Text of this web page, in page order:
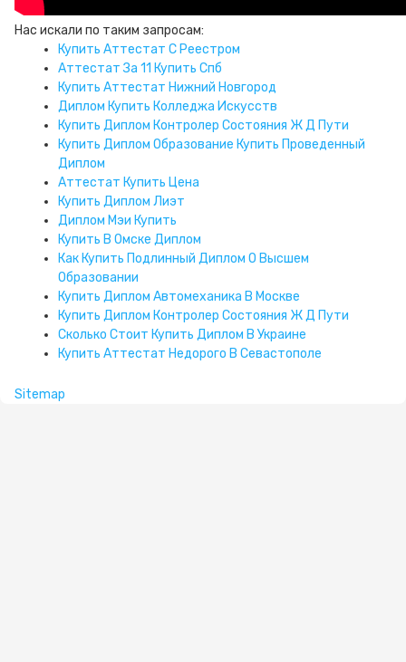
Нас искали по таким запросам:
Купить Аттестат С Реестром
Аттестат За 11 Купить Спб
Купить Аттестат Нижний Новгород
Диплом Купить Колледжа Искусств
Купить Диплом Контролер Состояния Ж Д Пути
Купить Диплом Образование Купить Проведенный
Диплом
Аттестат Купить Цена
Купить Диплом Лиэт
Диплом Мэи Купить
Купить В Омске Диплом
Как Купить Подлинный Диплом О Высшем
Образовании
Купить Диплом Автомеханика В Москве
Купить Диплом Контролер Состояния Ж Д Пути
Сколько Стоит Купить Диплом В Украине
Купить Аттестат Недорого В Севастополе
Sitemap